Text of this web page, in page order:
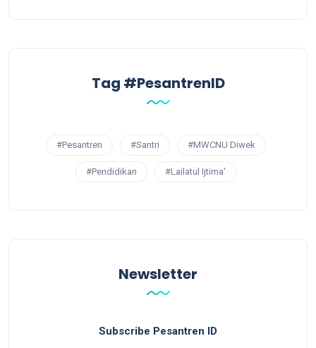
Tag #PesantrenID
#Pesantren #Santri #MWCNU Diwek
#Pendidikan #Lailatul Ijtima'
Newsletter
Subscribe Pesantren ID